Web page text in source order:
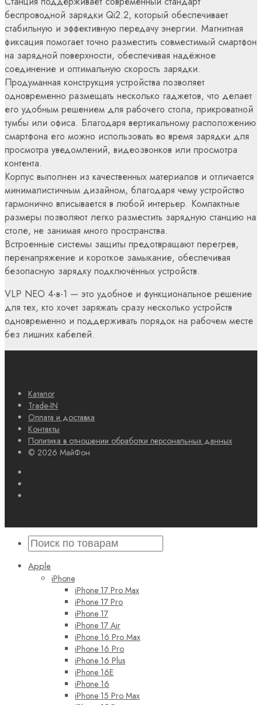
беспроводной зарядки Qi2.2, который обеспечивает
стабильную и эффективную передачу энергии. Магнитная
фиксация помогает точно разместить совместимый смартфон
на зарядной поверхности, обеспечивая надёжное
соединение и оптимальную скорость зарядки.
Продуманная конструкция устройства позволяет
одновременно размещать несколько гаджетов, что делает
его удобным решением для рабочего стола, прикроватной
тумбы или офиса. Благодаря вертикальному расположению
смартфона его можно использовать во время зарядки для
просмотра уведомлений, видеозвонков или просмотра
контента.
Корпус выполнен из качественных материалов и отличается
минималистичным дизайном, благодаря чему устройство
гармонично вписывается в любой интерьер. Компактные
размеры позволяют легко разместить зарядную станцию на
столе, не занимая много пространства.
Встроенные системы защиты предотвращают перегрев,
перенапряжение и короткое замыкание, обеспечивая
безопасную зарядку подключённых устройств.
VLP NEO 4-в-1 — это удобное и функциональное решение
для тех, кто хочет заряжать сразу несколько устройств
одновременно и поддерживать порядок на рабочем месте
без лишних кабелей.
Каталог
Trade-IN
Оплата и доставка
Контакты
Политика в отношении обработки персональных данных
© 2026 МайФон
Apple
iPhone
iPhone 17 Pro Max
iPhone 17 Pro
iPhone 17
iPhone 17 Air
iPhone 16 Pro Max
iPhone 16 Pro
iPhone 16 Plus
iPhone 16E
iPhone 16
iPhone 15 Pro Max